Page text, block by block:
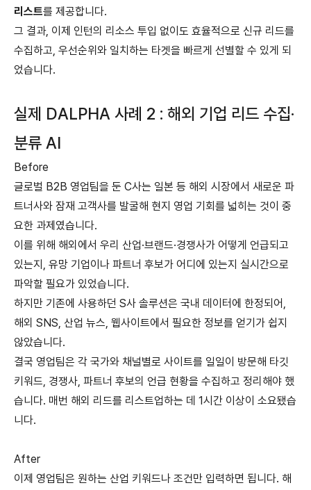
리스트를 제공합니다.
그 결과, 이제 인턴의 리소스 투입 없이도 효율적으로 신규 리드를
수집하고, 우선순위와 일치하는 타겟을 빠르게 선별할 수 있게 되
었습니다.
실제 DALPHA 사례 2 : 해외 기업 리드 수집·
분류 AI
Before
글로벌 B2B 영업팀을 둔 C사는 일본 등 해외 시장에서 새로운 파
트너사와 잠재 고객사를 발굴해 현지 영업 기회를 넓히는 것이 중
요한 과제였습니다.
이를 위해 해외에서 우리 산업·브랜드·경쟁사가 어떻게 언급되고
있는지, 유망 기업이나 파트너 후보가 어디에 있는지 실시간으로
파악할 필요가 있었습니다.
하지만 기존에 사용하던 S사 솔루션은 국내 데이터에 한정되어,
해외 SNS, 산업 뉴스, 웹사이트에서 필요한 정보를 얻기가 쉽지
않았습니다.
결국 영업팀은 각 국가와 채널별로 사이트를 일일이 방문해 타깃
키워드, 경쟁사, 파트너 후보의 언급 현황을 수집하고 정리해야 했
습니다. 매번 해외 리드를 리스트업하는 데 1시간 이상이 소요됐습
니다.
After
이제 영업팀은 원하는 산업 키워드나 조건만 입력하면 됩니다. 해